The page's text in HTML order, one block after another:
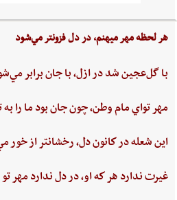
هر لحظه‌ مهر ميهنم،‌ در دل‌ فزونتر مي‌شود
با گل‌عجين‌ شد در ازل،‌ با جان‌ برابر
مهر تواي ‌مام ‌وطن،‌ چون‌ جان‌ بود ما را
اين ‌شعله ‌در كانون ‌دل، ‌رخشانتر از خور
غيرت‌ ندارد هر كه او، در دل‌ ندارد مهر تو